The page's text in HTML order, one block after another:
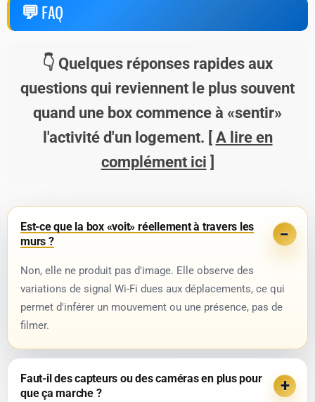
FAQ
Quelques réponses rapides aux
questions qui reviennent le plus souvent
quand une box commence à «sentir»
l'activité d'un logement. [A lire en
complément ici ]
Est-ce que la box «voit» réellement à travers les
murs ?
Non, elle ne produit pas d'image. Elle observe des
variations de signal Wi-Fi dues aux déplacements, ce qui
permet d'inférer un mouvement ou une présence, pas de
filmer.
Faut-il des capteurs ou des caméras en plus pour
que ça marche ?